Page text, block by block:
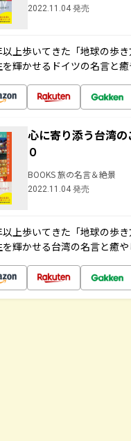
2022.11.04 発売
上歩いてきた「地球の歩
を輝かせるドイツの名言と
心に寄り添う台湾
０
BOOKS 旅の名言＆絶景
2022.11.04 発売
上歩いてきた「地球の歩
を輝かせる台湾の名言と癒